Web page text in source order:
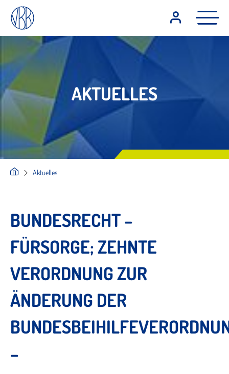
AKTUELLES
Aktuelles
BUNDESRECHT –
FÜRSORGE; ZEHNTE
VERORDNUNG ZUR
ÄNDERUNG DER
–